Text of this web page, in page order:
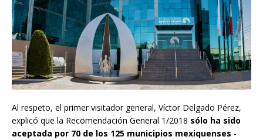
Al respeto, el primer visitador general, Víctor Delgado Pérez,
explicó que la Recomendación General 1/2018 sólo ha sido
aceptada por 70 de los 125 municipios mexiquenses -